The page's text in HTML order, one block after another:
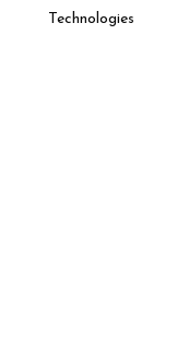
م
Technologies